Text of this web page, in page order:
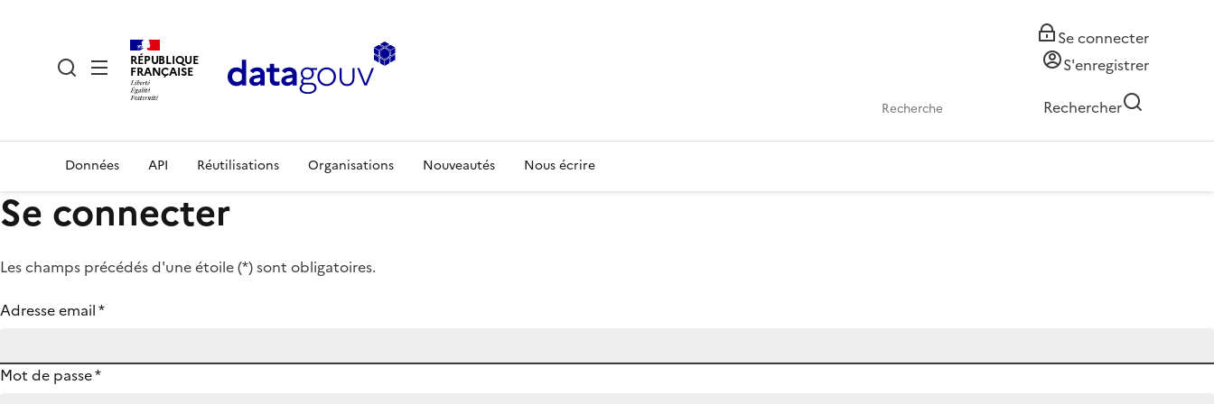
RÉPUBLIQUE
FRANÇAISE
Se connecter
S'enregistrer
Rechercher
Données API Réutilisations Organisations Nouveautés Nous écrire
Se connecter
Les champs précédés d'une étoile (*) sont obligatoires.
Adresse email*
Mot de passe*